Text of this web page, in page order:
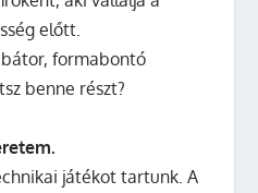
előtt.
bátor, formabontó
benne részt?
játékot tartunk. A